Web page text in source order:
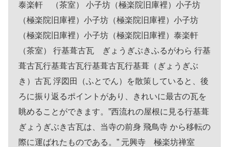
泰楽軒 （茶室） 小子坊（極楽院旧庫裡）小子坊
（極楽院旧庫裡）小子坊（極楽院旧庫裡）小子坊
（極楽院旧庫裡）小子坊（極楽院旧庫裡）泰楽軒
（茶室） 行基葺古瓦 ぎょうぎぶきふるがわら 行基
葺古瓦行基葺古瓦行基葺古瓦行基葺（ぎょうぎぶ
き）古瓦 浮図田（ふとでん）を散策していると、後
ろに振り返るポイントがあり、きれいに最古の瓦を
眺めることができます。”西流れの屋根に見る行基葺
ぎょうぎぶき古瓦は、当寺の前身 飛鳥寺 から移転の
際に運ばれたものである。” 元興寺 極楽坊禅室